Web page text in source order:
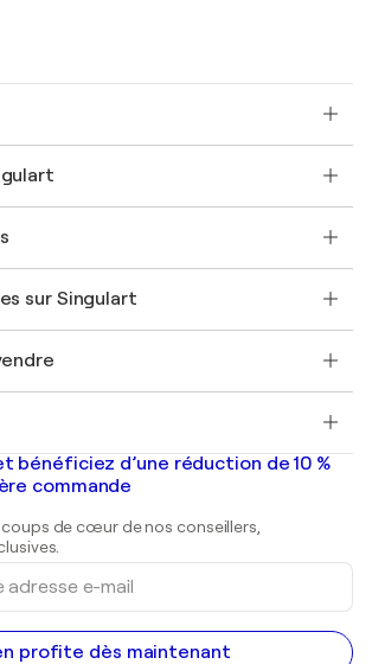
commercial
d'art original
tant qu'Artiste
sur Singulart
à vendre
Belgique
bénéficiez d’une réduction de 10 %
commande
de cœur de nos conseillers,
profite dès maintenant